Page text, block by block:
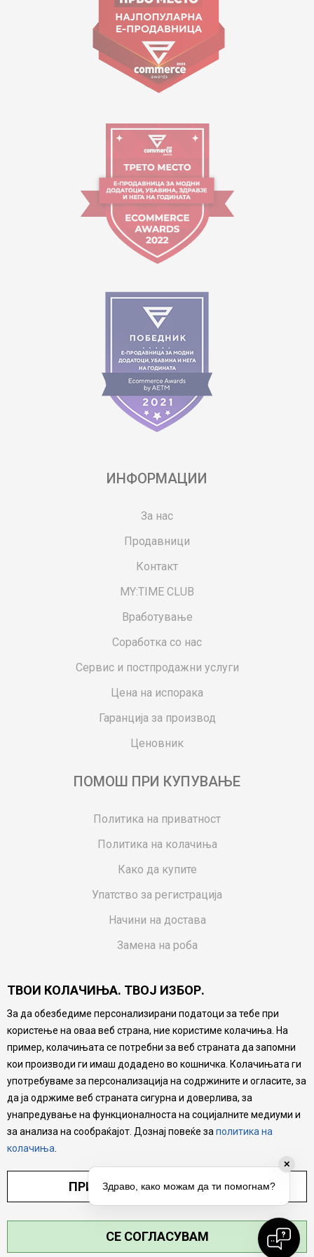
Работно време:
09:00 до 17:00
ИНФОРМАЦИИ
За нас
Продавници
Контакт
MY:TIME CLUB
Вработување
Соработка со нас
Сервис и постпродажни услуги
Цена на испорака
Гаранција за производ
Ценовник
ПОМОШ ПРИ КУПУВАЊЕ
Политика на приватност
Политика на колачиња
Како да купите
Упатство за регистрација
Начини на достава
Замена на роба
Ваучери
Product Finder
FAQs
Настојуваме да бидеме што попрецизни во описот на
производите, прикажување на слики и цени, но не
можеме да гарантираме дека сите информации се
комплетни и без грешка. Сите производи се дел од
нашата понуда, но не се подразбира дека мора да се
достапни во секој момент.
. СИТЕ ПРАВА ЗАДРЖАНИ.
ТВОИ КОЛАЧИЊА. ТВОЈ ИЗБОР.
За да обезбедиме персонализирани податоци за тебе при
користење на оваа веб страна, ние користиме колачиња. На
пример, колачињата се потребни за веб страната да запомни
кои производи ги имаш додадено во кошничка. Колачињата ги
употребуваме за персонализација на содржините и огласите, за
да ја одржиме веб страната сигурна и доверлива, за
унапредување на функционалноста на социјалните медиуми и
за анализа на сообраќајот. Дознај повеќе за политика на
колачиња
ПРИЛАГОДИ ПОСТАВУВАЊА
СЕ СОГЛАСУВАМ
✕
Здраво, како можам да ти помогнам?